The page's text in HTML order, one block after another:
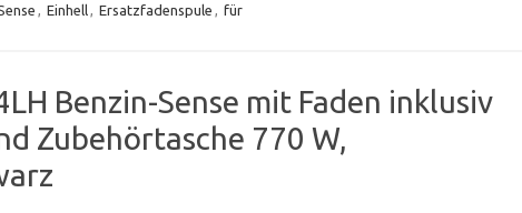
, Einhell, Ersatzfadenspule , für
Benzin-Sense mit Faden inklusiv
Zubehörtasche 770 W,